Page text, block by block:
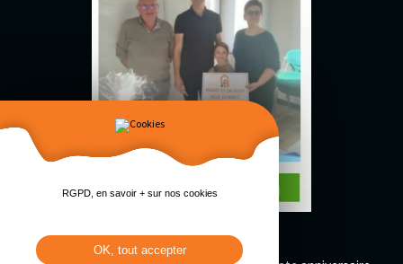
RGPD, en savoir + sur nos cookies
OK, tout accepter